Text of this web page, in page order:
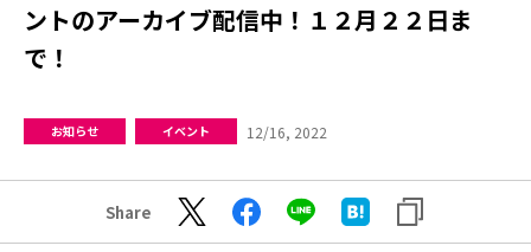
ントのアーカイブ配信中！１２月２２日ま
で！
お知らせ イベント 12/16, 2022
Share